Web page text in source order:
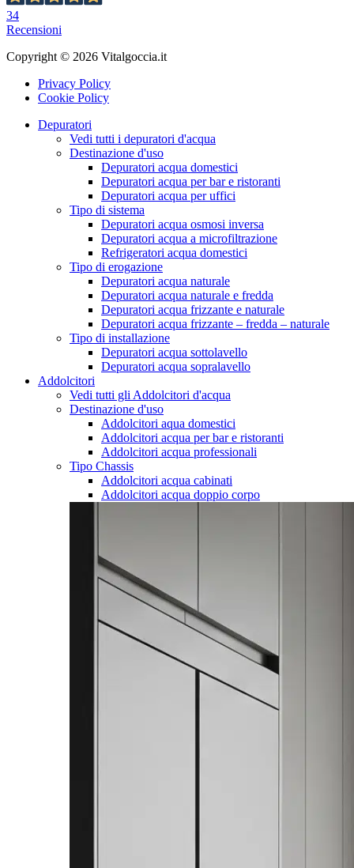
34
Recensioni
Copyright © 2026 Vitalgoccia.it
Privacy Policy
Cookie Policy
Depuratori
Vedi tutti i depuratori d'acqua
Destinazione d'uso
Depuratori acqua domestici
Depuratori acqua per bar e ristoranti
Depuratori acqua per uffici
Tipo di sistema
Depuratori acqua osmosi inversa
Depuratori acqua a microfiltrazione
Refrigeratori acqua domestici
Tipo di erogazione
Depuratori acqua naturale
Depuratori acqua naturale e fredda
Depuratori acqua frizzante e naturale
Depuratori acqua frizzante – fredda – naturale
Tipo di installazione
Depuratori acqua sottolavello
Depuratori acqua sopralavello
Addolcitori
Vedi tutti gli Addolcitori d'acqua
Destinazione d'uso
Addolcitori aqua domestici
Addolcitori acqua per bar e ristoranti
Addolcitori acqua professionali
Tipo Chassis
Addolcitori acqua cabinati
Addolcitori acqua doppio corpo